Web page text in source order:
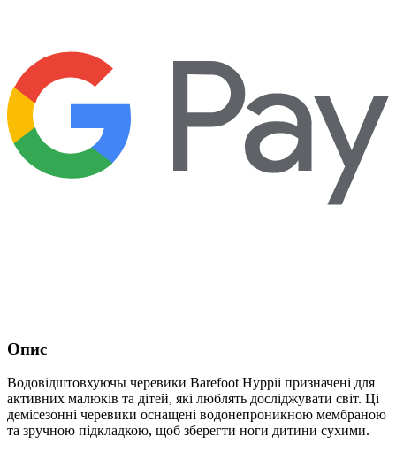
Опис
Водовідштовхуючы черевики Barefoot Hyppii призначені для
активних малюків та дітей, які люблять досліджувати світ. Ці
демісезонні черевики оснащені водонепроникною мембраною
та зручною підкладкою, щоб зберегти ноги дитини сухими.